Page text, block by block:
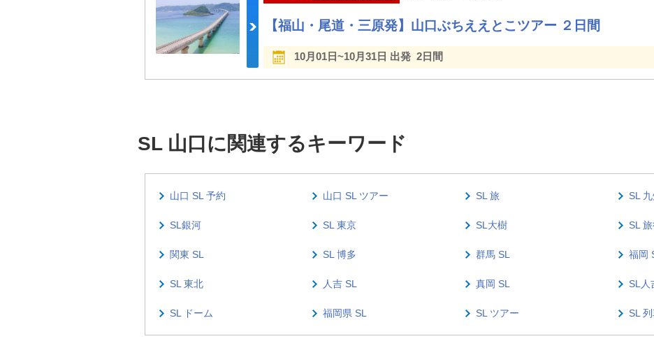
【福山・尾道・三原発】山口ぶちええとこツアー ２日間
10月01日~10月31日 出発 2日間
SL 山口に関連するキーワード
山口 SL 予約 山口 SL ツアー SL 旅 SL
SL銀河 SL 東京 SL大樹 SL
関東 SL SL 博多 群馬 SL 福岡
SL 東北 人吉 SL 真岡 SL SL人
SL ドーム 福岡県 SL SL ツアー SL